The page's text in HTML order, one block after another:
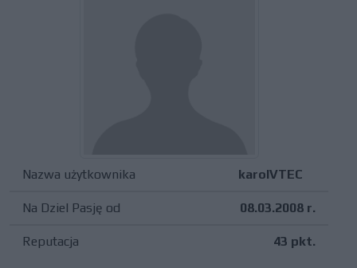
Nazwa użytkownika karolVTEC
Na Dziel Pasję od 08.03.2008 r.
Reputacja 43 pkt.